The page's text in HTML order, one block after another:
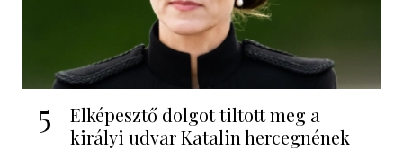
5
Elképesztő dolgot tiltott meg a
királyi udvar Katalin hercegnének